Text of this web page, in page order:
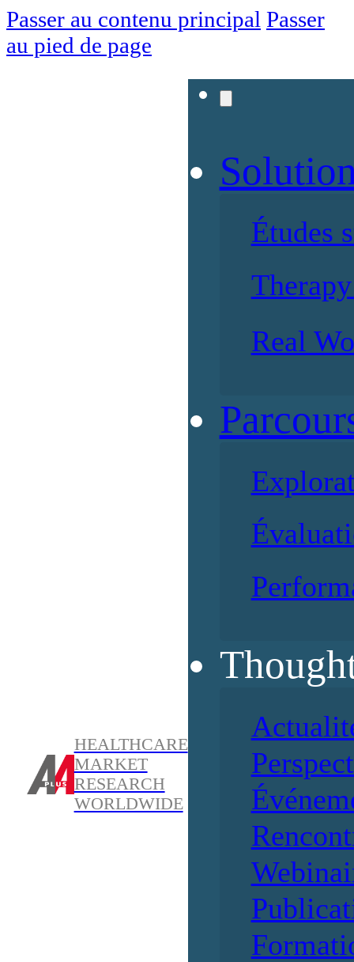
Passer au contenu principal Passer
au pied de page
HEALTHCARE
MARKET
RESEARCH
WORLDWIDE
Études
Real